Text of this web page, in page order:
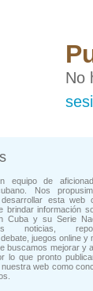
No
equipo de
Nos
esta web
brindar información
Cuba y su Serie
noticias,
juegos online y
buscamos mejorar y
lo que pronto
web como